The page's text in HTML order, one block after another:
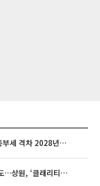
종부세 개편에도…1·3주택 종부세 격차 2028년부터 확대
미국, 가상자산 포괄 규제 속도…상원, ‘클래리티법’ 9월 절차투표 추진